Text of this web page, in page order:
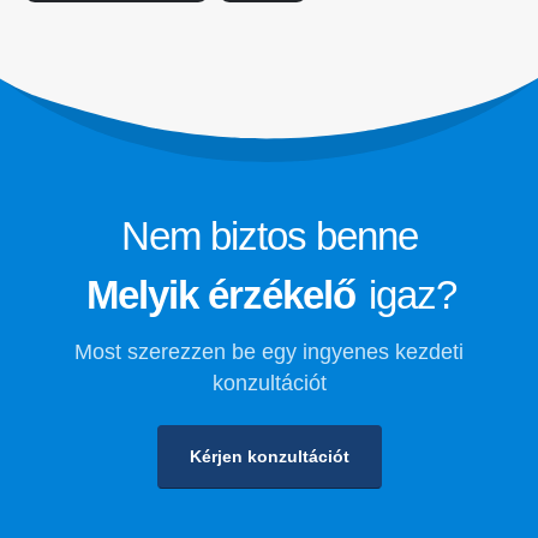
Nem biztos benne
Melyik érzékelő igaz?
Most szerezzen be egy ingyenes kezdeti
konzultációt
Kérjen konzultációt
hidegtároláshoz
Ipari hűtőgázfigyelés
Winsen. © 2026. Minden jog fenntartva